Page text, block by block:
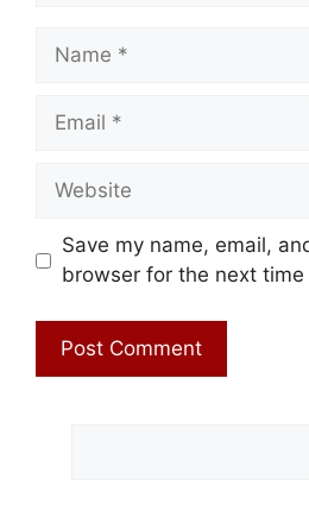
Name
Email
Website
Save my name, email,
browser for the next time